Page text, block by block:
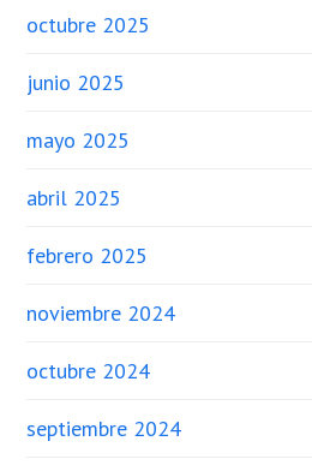
octubre 2025
junio 2025
mayo 2025
abril 2025
febrero 2025
noviembre 2024
octubre 2024
septiembre 2024